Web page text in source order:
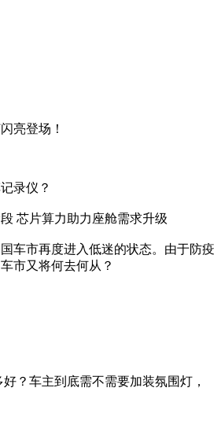
亮登场！
录仪？
芯片算力助力座舱需求升级
车市再度进入低迷的状态。由于防疫
市又将何去何从？
？车主到底需不需要加装氛围灯，